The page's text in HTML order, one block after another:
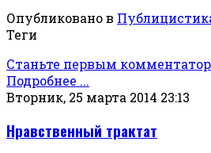
Опубликовано в
Теги
Станьте первым
Подробнее ...
Вторник, 25 марта 2014 23:13
Нравственный трактат